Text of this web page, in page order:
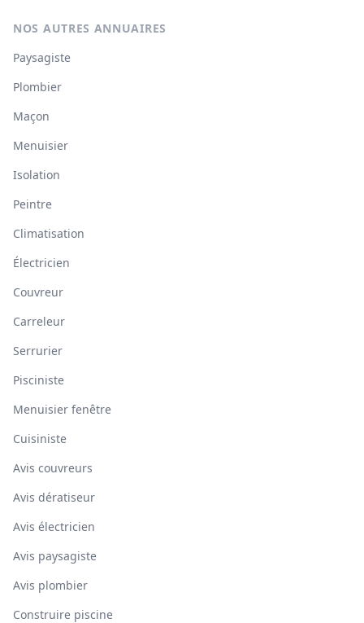
NOS AUTRES ANNUAIRES
Paysagiste
Plombier
Maçon
Menuisier
Isolation
Peintre
Climatisation
Électricien
Couvreur
Carreleur
Serrurier
Pisciniste
Menuisier fenêtre
Cuisiniste
Avis couvreurs
Avis dératiseur
Avis électricien
Avis paysagiste
Avis plombier
Construire piscine